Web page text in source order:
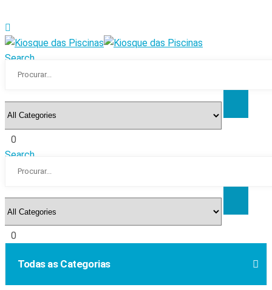
Search
0
Search
0
Todas as Categorias